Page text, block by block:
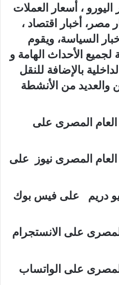
اليورو ، أسعار العملات
مصر، أخبار اقتصاد ،
السياسة، ويقوم
لجميع الأحداث الهامة و
بالإضافة للنقل
والعديد من الأنشطة
العام المصرى على
المصرى نيوز على
دريم على فيس بوك
المصرى على الانستجرام
المصرى على الواتساب